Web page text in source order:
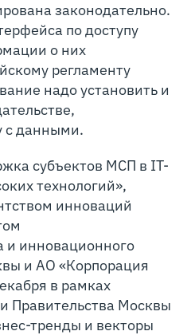
законодательно.
по доступу
о них
регламенту
надо установить и
с данными.
субъектов МСП в IT-
технологий»,
инноваций
и инновационного
и АО «Корпорация
в рамках
Правительства Москвы
тренды и векторы